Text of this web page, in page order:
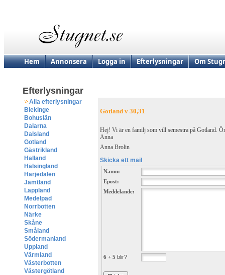
Hem Annonsera Logga in Efterlysningar Om
Efterlysningar
Alla efterlysningar
Blekinge
Bohuslän
Dalarna
Dalsland
Gotland
Gästrikland
Halland
Hälsingland
Härjedalen
Jämtland
Lappland
Medelpad
Norrbotten
Närke
Skåne
Småland
Södermanland
Uppland
Värmland
Västerbotten
Västergötland
Gotland v 30,31
Hej! Vi är en familj som vill semestra på Gotland.
Anna
Anna Brolin
Skicka ett mail
Namn:
Epost:
Meddelande:
6 + 5 blir?